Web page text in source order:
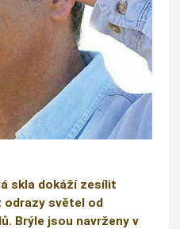
skla dokáží zesílit
světel od
Brýle jsou navrženy v